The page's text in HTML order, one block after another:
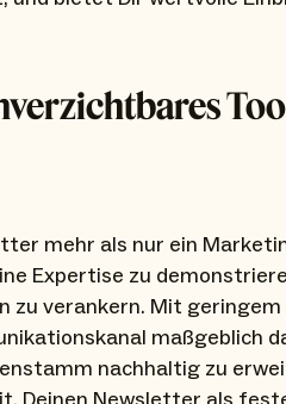
mehr als nur ein
Expertise zu
zu verankern. Mit geringem
maßgeblich
nachhaltig zu